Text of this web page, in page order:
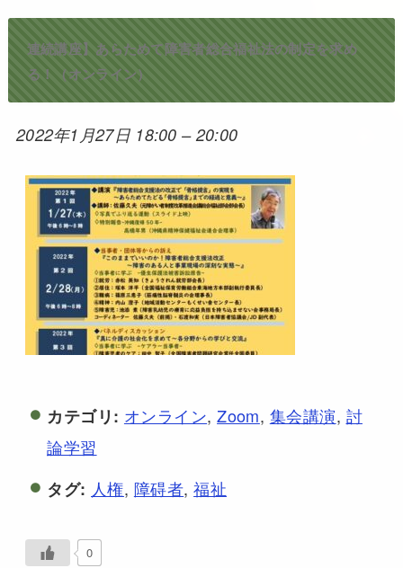
連続講座】あらためて障害者総合福祉法の制定を求め
る！（オンライン）
2022年1月27日 18:00 – 20:00
カテゴリ: オンライン,Zoom, 集会講演, 討
論学習
タグ: 人権, 障碍者,福祉
0